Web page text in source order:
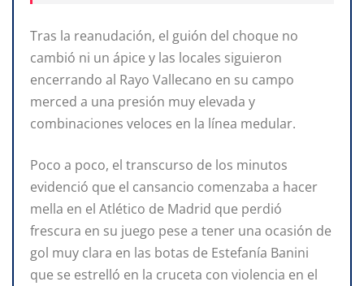
Tras la reanudación, el guión del choque no
cambió ni un ápice y las locales siguieron
encerrando al Rayo Vallecano en su campo
merced a una presión muy elevada y
combinaciones veloces en la línea medular.
Poco a poco, el transcurso de los minutos
evidenció que el cansancio comenzaba a hacer
mella en el Atlético de Madrid que perdió
frescura en su juego pese a tener una ocasión de
gol muy clara en las botas de Estefanía Banini
que se estrelló en la cruceta con violencia en el